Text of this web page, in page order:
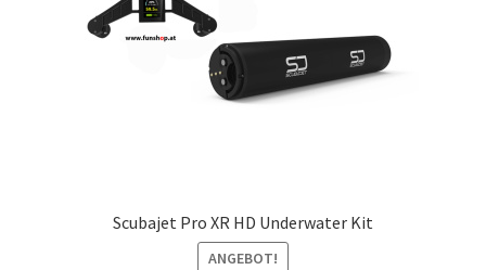
Scubajet Pro XR HD Underwater Kit
ANGEBOT!